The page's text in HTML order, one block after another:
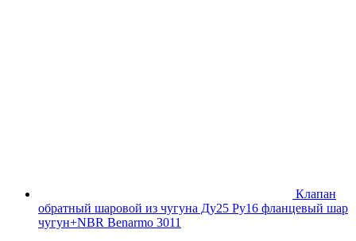
Клапан
обратный шаровой из чугуна Ду25 Ру16 фланцевый шар
чугун+NBR Benarmo 3011